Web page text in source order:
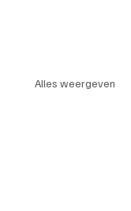
Alles weergeven